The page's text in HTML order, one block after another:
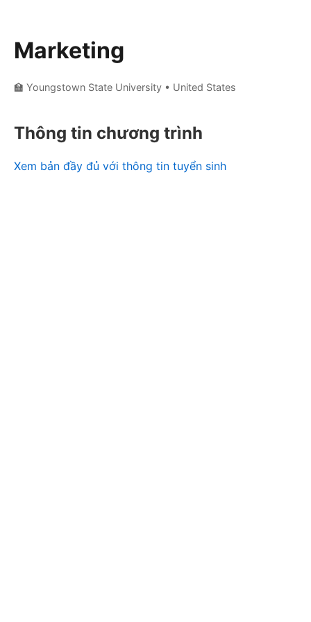
Marketing
🏫 Youngstown State University • United States
Thông tin chương trình
Xem bản đầy đủ với thông tin tuyển sinh